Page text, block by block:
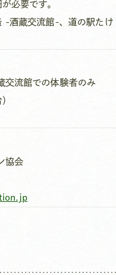
必要です。
-酒蔵交流館-、道の駅たけ
流館での体験者のみ
協会